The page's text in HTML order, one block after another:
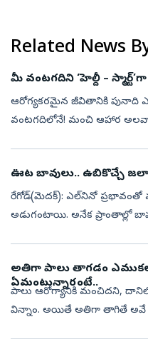
Related News
మీ వంటగదిని ‘హెల్దీ –
ఆరోగ్యకరమైన జీవితానికి పునాది
వంటగదిలోనే! మంచి ఆహార
ఊట బావులు.. ఉబికొచ్చే
రేగోడ్‌(మెదక్‌): ఎల్‌నినో ప్రభావంతో
అడుగంటాయి. అనేక ప్రాంతాల్లో
అతిగా పాలు తాగడం
ఏమంటున్నారంటే..
పాలు ఆరోగ్యానికి మంచిదని,
విన్నాం. అయితే అతిగా తాగితే అవే